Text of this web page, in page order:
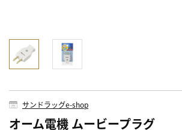
サンドラッグe-shop
オーム電機 ムービープラグ